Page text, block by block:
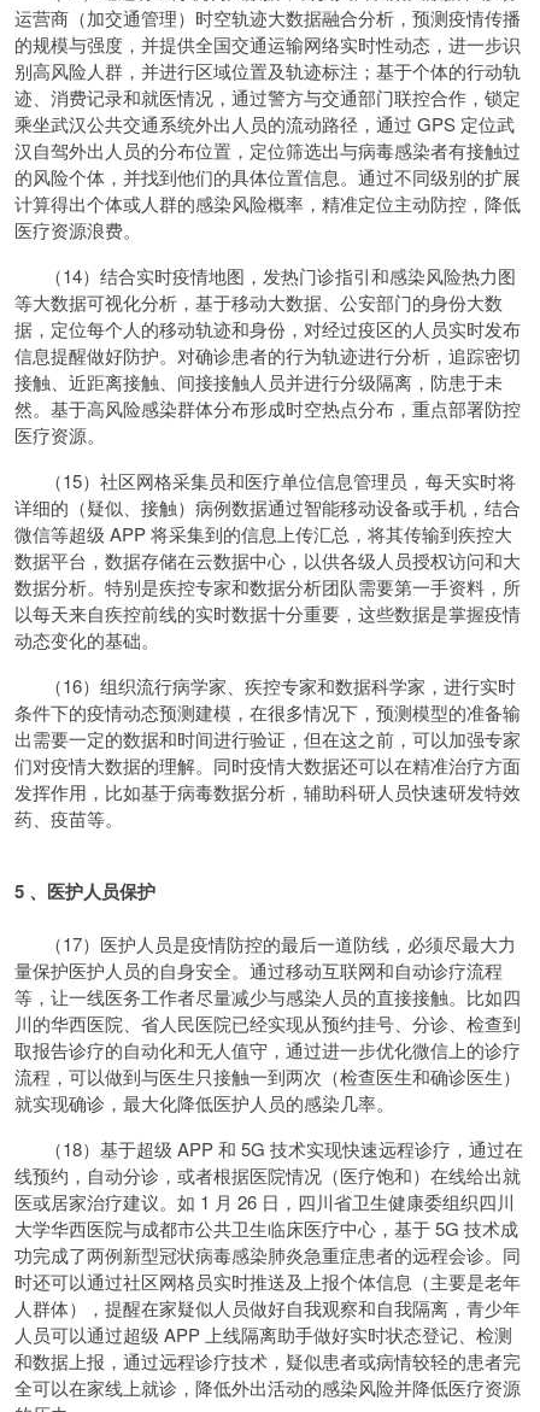
运营商（加交通管理）时空轨迹大数据融合分析，预测疫情传播
的规模与强度，并提供全国交通运输网络实时性动态，进一步识
别高风险人群，并进行区域位置及轨迹标注；基于个体的行动轨
迹、消费记录和就医情况，通过警方与交通部门联控合作，锁定
乘坐武汉公共交通系统外出人员的流动路径，通过 GPS 定位武
汉自驾外出人员的分布位置，定位筛选出与病毒感染者有接触过
的风险个体，并找到他们的具体位置信息。通过不同级别的扩展
计算得出个体或人群的感染风险概率，精准定位主动防控，降低
医疗资源浪费。
（14）结合实时疫情地图，发热门诊指引和感染风险热力图
等大数据可视化分析，基于移动大数据、公安部门的身份大数
据，定位每个人的移动轨迹和身份，对经过疫区的人员实时发布
信息提醒做好防护。对确诊患者的行为轨迹进行分析，追踪密切
接触、近距离接触、间接接触人员并进行分级隔离，防患于未
然。基于高风险感染群体分布形成时空热点分布，重点部署防控
医疗资源。
（15）社区网格采集员和医疗单位信息管理员，每天实时将
详细的（疑似、接触）病例数据通过智能移动设备或手机，结合
微信等超级 APP 将采集到的信息上传汇总，将其传输到疾控大
数据平台，数据存储在云数据中心，以供各级人员授权访问和大
数据分析。特别是疾控专家和数据分析团队需要第一手资料，所
以每天来自疾控前线的实时数据十分重要，这些数据是掌握疫情
动态变化的基础。
（16）组织流行病学家、疾控专家和数据科学家，进行实时
条件下的疫情动态预测建模，在很多情况下，预测模型的准备输
出需要一定的数据和时间进行验证，但在这之前，可以加强专家
们对疫情大数据的理解。同时疫情大数据还可以在精准治疗方面
发挥作用，比如基于病毒数据分析，辅助科研人员快速研发特效
药、疫苗等。
5 、医护人员保护
（17）医护人员是疫情防控的最后一道防线，必须尽最大力
量保护医护人员的自身安全。通过移动互联网和自动诊疗流程
等，让一线医务工作者尽量减少与感染人员的直接接触。比如四
川的华西医院、省人民医院已经实现从预约挂号、分诊、检查到
取报告诊疗的自动化和无人值守，通过进一步优化微信上的诊疗
流程，可以做到与医生只接触一到两次（检查医生和确诊医生）
就实现确诊，最大化降低医护人员的感染几率。
（18）基于超级 APP 和 5G 技术实现快速远程诊疗，通过在
线预约，自动分诊，或者根据医院情况（医疗饱和）在线给出就
医或居家治疗建议。如 1 月 26 日，四川省卫生健康委组织四川
大学华西医院与成都市公共卫生临床医疗中心，基于 5G 技术成
功完成了两例新型冠状病毒感染肺炎急重症患者的远程会诊。同
时还可以通过社区网格员实时推送及上报个体信息（主要是老年
人群体），提醒在家疑似人员做好自我观察和自我隔离，青少年
人员可以通过超级 APP 上线隔离助手做好实时状态登记、检测
和数据上报，通过远程诊疗技术，疑似患者或病情较轻的患者完
全可以在家线上就诊，降低外出活动的感染风险并降低医疗资源